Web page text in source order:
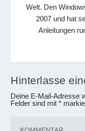
Welt. Den
2007 und hat
Anleitungen
Hinterlasse
Deine E-Mail-Adresse
Felder sind mit*